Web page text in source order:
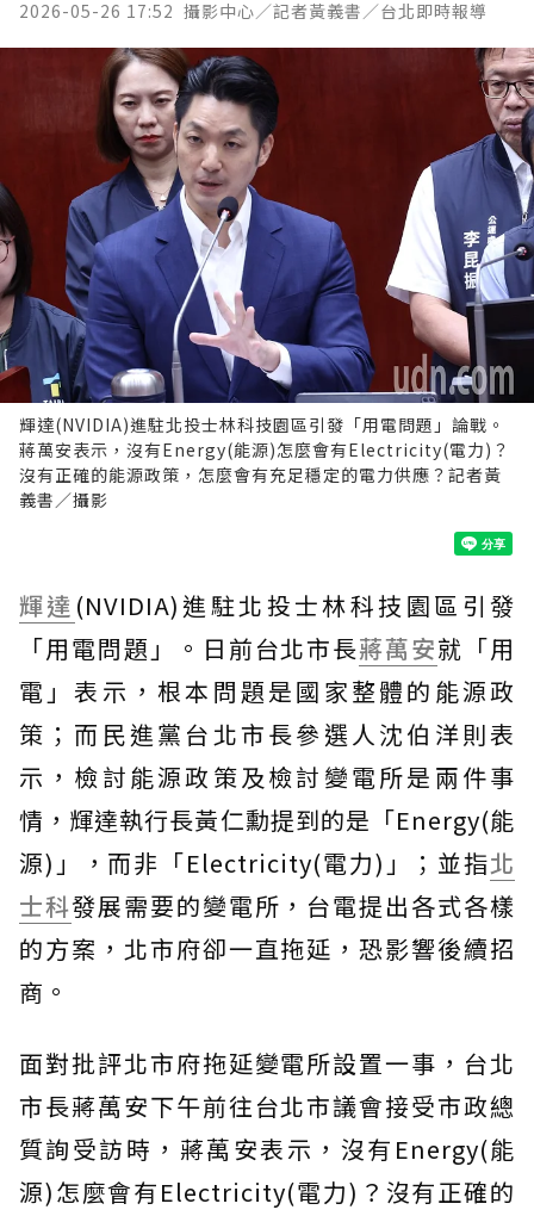
2026-05-26 17:52 攝影中心／記者黃義書／台北即時報導
輝達(NVIDIA)進駐北投士林科技園區引發「用電問題」論戰。
蔣萬安表示，沒有Energy(能源)怎麼會有Electricity(電力)？
沒有正確的能源政策，怎麼會有充足穩定的電力供應？記者黃
義書／攝影
輝達 (NVIDIA)進駐北投士林科技園區引發
「用電問題」。日前台北市長蔣萬安就「用
電」表示，根本問題是國家整體的能源政
策；而民進黨台北市長參選人沈伯洋則表
示，檢討能源政策及檢討變電所是兩件事
情，輝達執行長黃仁勳提到的是「Energy(能
源)」，而非「Electricity(電力)」；並指北
士科發展需要的變電所，台電提出各式各樣
的方案，北市府卻一直拖延，恐影響後續招
商。
面對批評北市府拖延變電所設置一事，台北
市長蔣萬安下午前往台北市議會接受市政總
質詢受訪時，蔣萬安表示，沒有Energy(能
源)怎麼會有Electricity(電力)？沒有正確的